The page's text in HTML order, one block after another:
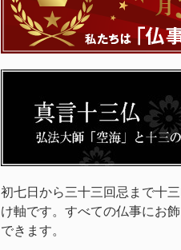
初七日から三十三回忌まで十
け軸です。すべての仏事にお
できます。